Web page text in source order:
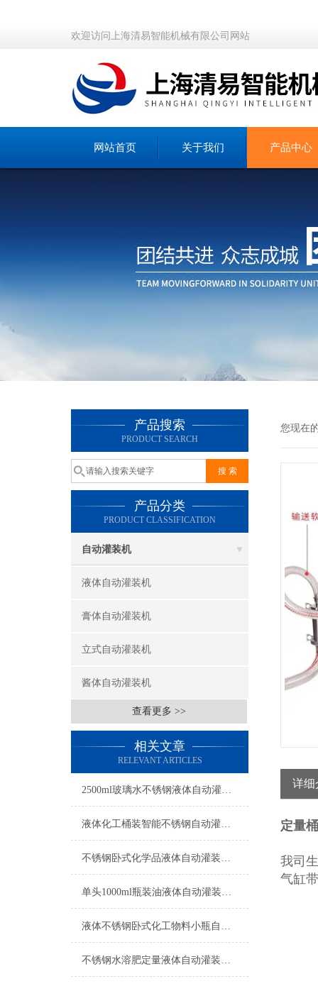
欢迎访问上海清易智能机械有限公司网站
网站首页 关于我们 产品中心
产品搜索
PRODUCT SEARCH
产品分类
PRODUCT CLASSIFICATION
自动灌装机
液体自动灌装机
膏体自动灌装机
立式自动灌装机
酱体自动灌装机
查看更多 >>
相关文章
RELEVANT ARTICLES
2500ml玻璃水不锈钢液体自动灌装机操作简单
液体化工桶装智能不锈钢自动灌装机操作简单
不锈钢卧式化学品液体自动灌装机操作简单
单头1000ml瓶装油液体自动灌装机参数
液体不锈钢卧式化工物料小瓶自动灌装机参数
不锈钢水溶肥定量液体自动灌装机生产厂家
您现在
详细
定量
我司
气缸